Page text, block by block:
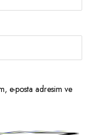
e-posta adresim ve